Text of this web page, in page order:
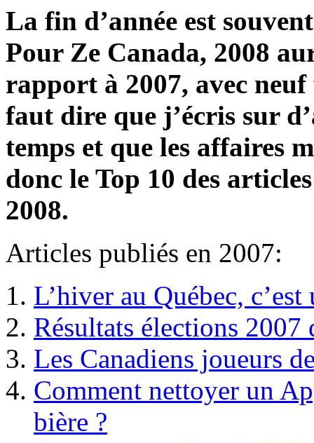
La fin d’année est
Pour Ze Canada, 2008
rapport à 2007, avec
faut dire que j’écris sur
temps et que les affaires
donc le Top 10 des
2008.
Articles publiés en 2007:
L’hiver au Québec, c’est
Résultats élections
Les Canadiens joueurs
Comment nettoyer un
bière ?